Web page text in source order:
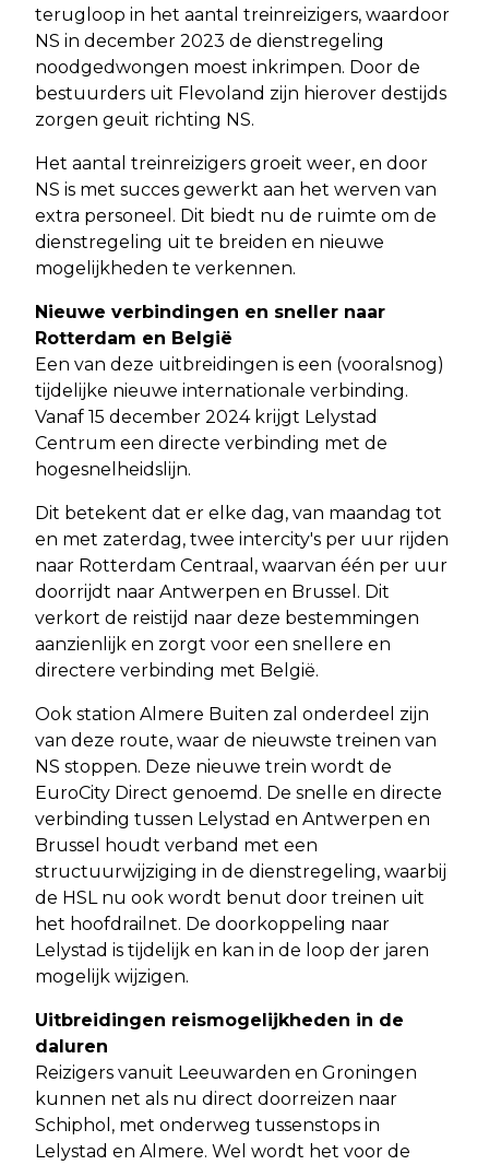
terugloop in het aantal treinreizigers, waardoor
NS in december 2023 de dienstregeling
noodgedwongen moest inkrimpen. Door de
bestuurders uit Flevoland zijn hierover destijds
zorgen geuit richting NS.
Het aantal treinreizigers groeit weer, en door
NS is met succes gewerkt aan het werven van
extra personeel. Dit biedt nu de ruimte om de
dienstregeling uit te breiden en nieuwe
mogelijkheden te verkennen.
Nieuwe verbindingen en sneller naar
Rotterdam en België
Een van deze uitbreidingen is een (vooralsnog)
tijdelijke nieuwe internationale verbinding.
Vanaf 15 december 2024 krijgt Lelystad
Centrum een directe verbinding met de
hogesnelheidslijn.
Dit betekent dat er elke dag, van maandag tot
en met zaterdag, twee intercity's per uur rijden
naar Rotterdam Centraal, waarvan één per uur
doorrijdt naar Antwerpen en Brussel. Dit
verkort de reistijd naar deze bestemmingen
aanzienlijk en zorgt voor een snellere en
directere verbinding met België.
Ook station Almere Buiten zal onderdeel zijn
van deze route, waar de nieuwste treinen van
NS stoppen. Deze nieuwe trein wordt de
EuroCity Direct genoemd. De snelle en directe
verbinding tussen Lelystad en Antwerpen en
Brussel houdt verband met een
structuurwijziging in de dienstregeling, waarbij
de HSL nu ook wordt benut door treinen uit
het hoofdrailnet. De doorkoppeling naar
Lelystad is tijdelijk en kan in de loop der jaren
mogelijk wijzigen.
Uitbreidingen reismogelijkheden in de
daluren
Reizigers vanuit Leeuwarden en Groningen
kunnen net als nu direct doorreizen naar
Schiphol, met onderweg tussenstops in
Lelystad en Almere. Wel wordt het voor de